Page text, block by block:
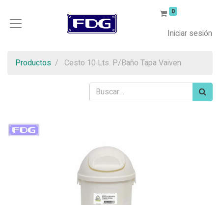
0
Iniciar sesión
Productos Cesto 10 Lts. P/Baño Tapa Vaiven